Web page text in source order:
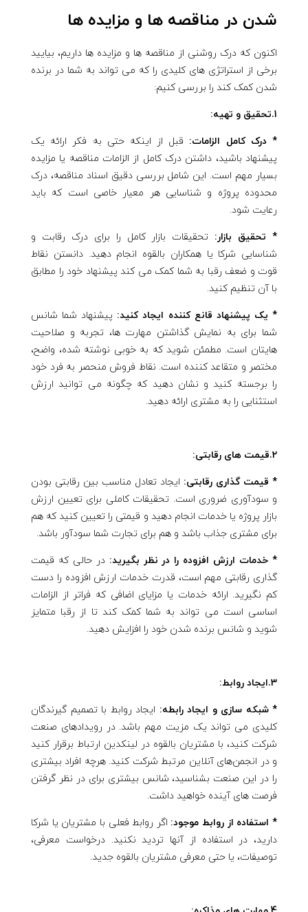
شدن در مناقصه ها و مزایده ها
اکنون که درک روشنی از مناقصه ها و مزایده ها داریم، بیایید
برخی از استراتژی های کلیدی را که می تواند به شما در برنده
شدن کمک کند را بررسی کنیم:
1.تحقیق و تهیه:
* درک کامل الزامات: قبل از اینکه حتی به فکر ارائه یک
پیشنهاد باشید، داشتن درک کامل از الزامات مناقصه یا مزایده
بسیار مهم است. این شامل بررسی دقیق اسناد مناقصه، درک
محدوده پروژه و شناسایی هر معیار خاصی است که باید
رعایت شود.
* تحقیق بازار: تحقیقات بازار کامل را برای درک رقابت و
شناسایی شرکا یا همکاران بالقوه انجام دهید. دانستن نقاط
قوت و ضعف رقبا به شما کمک می کند پیشنهاد خود را مطابق
با آن تنظیم کنید.
* یک پیشنهاد قانع کننده ایجاد کنید: پیشنهاد شما شانس
شما برای به نمایش گذاشتن مهارت ها، تجربه و صلاحیت
هایتان است. مطمئن شوید که به خوبی نوشته شده، واضح،
مختصر و متقاعد کننده است. نقاط فروش منحصر به فرد خود
را برجسته کنید و نشان دهید که چگونه می توانید ارزش
استثنایی را به مشتری ارائه دهید.
2.قیمت های رقابتی:
* قیمت گذاری رقابتی: ایجاد تعادل مناسب بین رقابتی بودن
و سودآوری ضروری است. تحقیقات کاملی برای تعیین ارزش
بازار پروژه یا خدمات انجام دهید و قیمتی را تعیین کنید که هم
برای مشتری جذاب باشد و هم برای تجارت شما سودآور باشد.
* خدمات ارزش افزوده را در نظر بگیرید: در حالی که قیمت
گذاری رقابتی مهم است، قدرت خدمات ارزش افزوده را دست
کم نگیرید. ارائه خدمات یا مزایای اضافی که فراتر از الزامات
اساسی است می تواند به شما کمک کند تا از رقبا متمایز
شوید و شانس برنده شدن خود را افزایش دهید.
3.ایجاد روابط:
* شبکه سازی و ایجاد رابطه: ایجاد روابط با تصمیم گیرندگان
کلیدی می تواند یک مزیت مهم باشد. در رویدادهای صنعت
شرکت کنید، با مشتریان بالقوه در لینکدین ارتباط برقرار کنید
و در انجمن‌های آنلاین مرتبط شرکت کنید. هرچه افراد بیشتری
را در این صنعت بشناسید، شانس بیشتری برای در نظر گرفتن
فرصت های آینده خواهید داشت.
* استفاده از روابط موجود: اگر روابط فعلی با مشتریان یا شرکا
دارید، در استفاده از آنها تردید نکنید. درخواست معرفی،
توصیفات، یا حتی معرفی مشتریان بالقوه جدید.